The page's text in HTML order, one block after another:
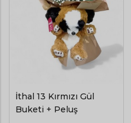
İthal 13 Kırmızı Gül
Buketi + Peluş